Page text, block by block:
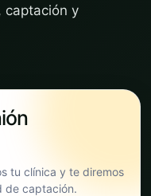
captación y
tu clínica y te diremos
de captación.